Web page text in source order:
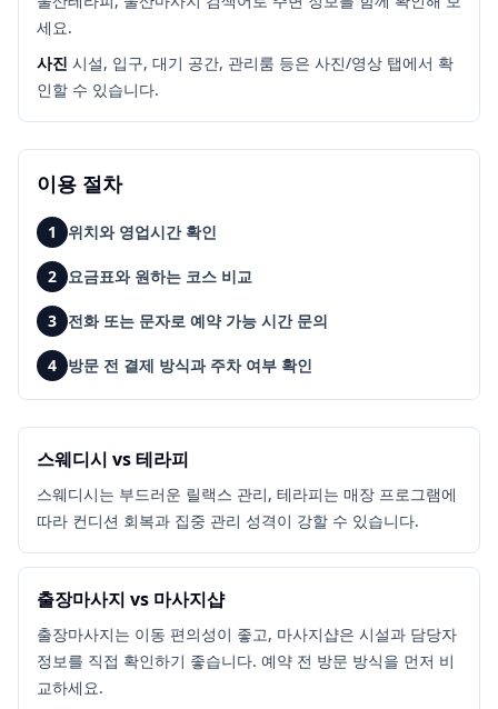
세요.
사진 시설, 입구, 대기 공간, 관리룸 등은 사진/영상 탭에서 확
인할 수 있습니다.
이용 절차
1 위치와 영업시간 확인
2 요금표와 원하는 코스 비교
3 전화 또는 문자로 예약 가능 시간 문의
4 방문 전 결제 방식과 주차 여부 확인
스웨디시 vs 테라피
스웨디시는 부드러운 릴랙스 관리, 테라피는 매장 프로그램에
따라 컨디션 회복과 집중 관리 성격이 강할 수 있습니다.
출장마사지 vs 마사지샵
출장마사지는 이동 편의성이 좋고, 마사지샵은 시설과 담당자
정보를 직접 확인하기 좋습니다. 예약 전 방문 방식을 먼저 비
교하세요.